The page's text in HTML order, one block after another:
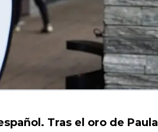
Tras el oro de Paula